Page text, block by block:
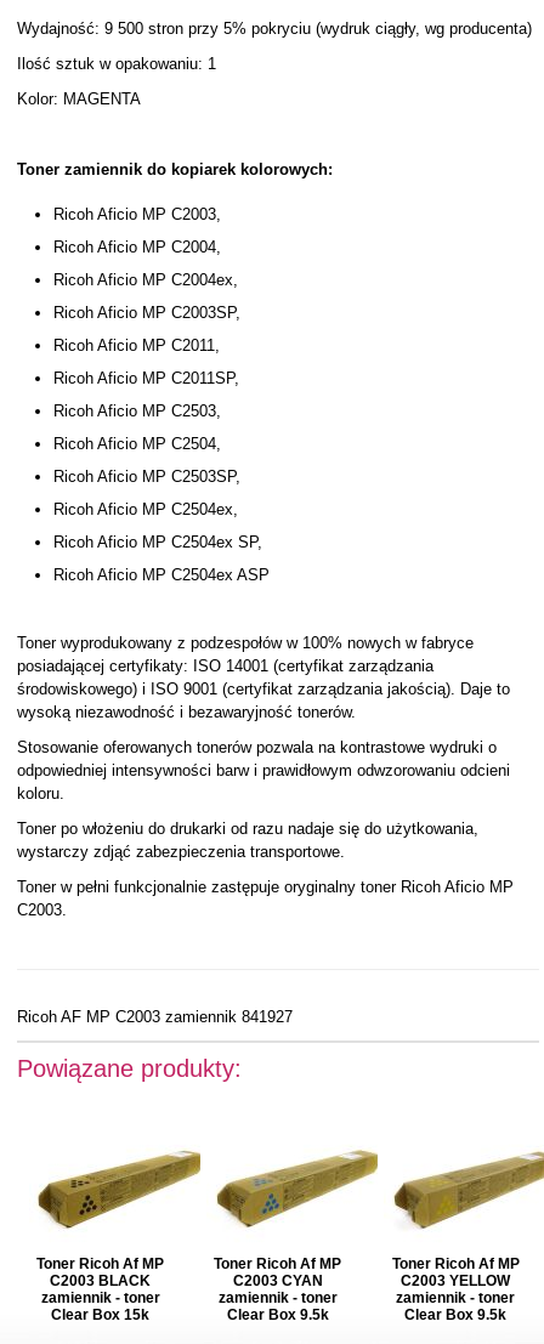
Wydajność: 9 500 stron przy 5% pokryciu (wydruk ciągły, wg producenta)
Ilość sztuk w opakowaniu: 1
Kolor: MAGENTA
Toner zamiennik do kopiarek kolorowych:
Ricoh Aficio MP C2003,
Ricoh Aficio MP C2004,
Ricoh Aficio MP C2004ex,
Ricoh Aficio MP C2003SP,
Ricoh Aficio MP C2011,
Ricoh Aficio MP C2011SP,
Ricoh Aficio MP C2503,
Ricoh Aficio MP C2504,
Ricoh Aficio MP C2503SP,
Ricoh Aficio MP C2504ex,
Ricoh Aficio MP C2504ex SP,
Ricoh Aficio MP C2504ex ASP
Toner wyprodukowany z podzespołów w 100% nowych w fabryce
posiadającej certyfikaty: ISO 14001 (certyfikat zarządzania
środowiskowego) i ISO 9001 (certyfikat zarządzania jakością). Daje to
wysoką niezawodność i bezawaryjność tonerów.
Stosowanie oferowanych tonerów pozwala na kontrastowe wydruki o
odpowiedniej intensywności barw i prawidłowym odwzorowaniu odcieni
koloru.
Toner po włożeniu do drukarki od razu nadaje się do użytkowania,
wystarczy zdjąć zabezpieczenia transportowe.
Toner w pełni funkcjonalnie zastępuje oryginalny toner Ricoh Aficio MP
C2003.
Ricoh AF MP C2003 zamiennik 841927
Powiązane produkty:
Toner Ricoh Af MP
C2003 BLACK
zamiennik - toner
Clear Box 15k
Toner Ricoh Af MP
C2003 CYAN
zamiennik - toner
Clear Box 9.5k
Toner Ricoh Af MP
C2003 YELLOW
zamiennik - toner
Clear Box 9.5k